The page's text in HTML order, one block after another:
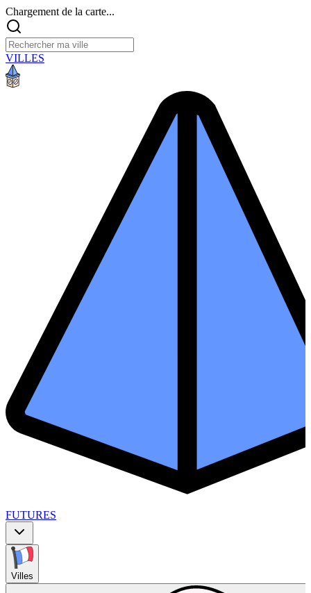
Chargement de la carte...
VILLES
FUTURES
Villes